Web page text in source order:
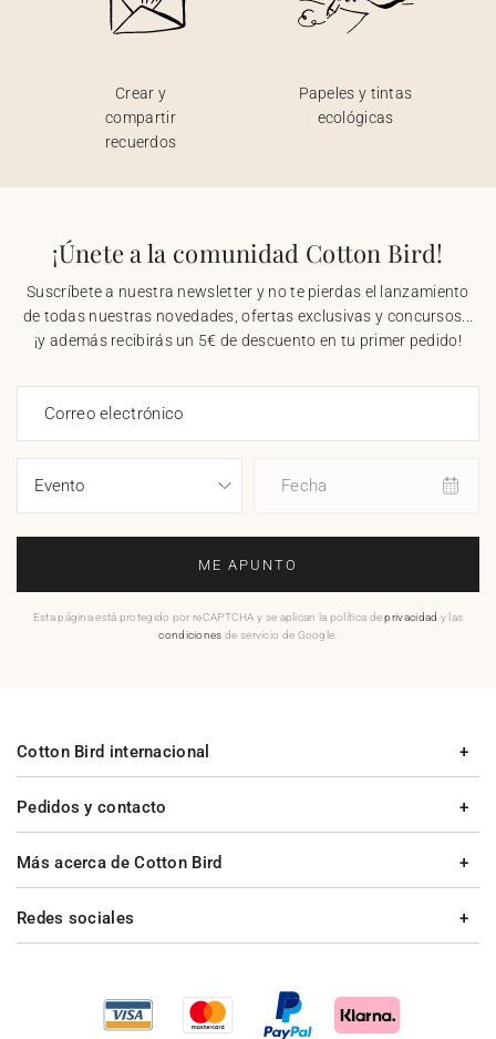
Crear y
compartir
recuerdos
Papeles y tintas
ecológicas
¡Únete a la comunidad Cotton Bird!
Suscríbete a nuestra newsletter y no te pierdas el lanzamiento
de todas nuestras novedades, ofertas exclusivas y concursos...
¡y además recibirás un 5€ de descuento en tu primer pedido!
Correo electrónico
Fecha
ME APUNTO
Esta página está protegido por reCAPTCHA y se aplican la política deprivacidad y las
condiciones de servicio de Google.
Pedidos y contacto
Más acerca de Cotton Bird
Cotton Bird internacional
Redes sociales